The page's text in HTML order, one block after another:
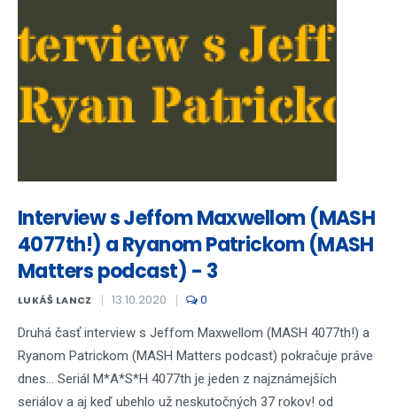
Interview s Jeffom Maxwellom (MASH
4077th!) a Ryanom Patrickom (MASH
Matters podcast) - 3
LUKÁŠ LANCZ 13.10.2020 0
Druhá časť interview s Jeffom Maxwellom (MASH 4077th!) a
Ryanom Patrickom (MASH Matters podcast) pokračuje práve
dnes... Seriál M*A*S*H 4077th je jeden z najznámejších
seriálov a aj keď ubehlo už neskutočných 37 rokov! od